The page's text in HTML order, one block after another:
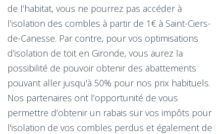
de l’habitat, vous ne pourrez pas accéder à
l’isolation des combles à partir de 1€ à Saint-Ciers-
de-Canesse. Par contre, pour vos optimisations
d’isolation de toit en Gironde, vous aurez la
possibilité de pouvoir obtenir des abattements
pouvant aller jusqu'à 50% pour nos prix habituels.
Nos partenaires ont l’opportunité de vous
permettre d’obtenir un rabais sur vos impôts pour
l'isolation de vos combles perdus et également de